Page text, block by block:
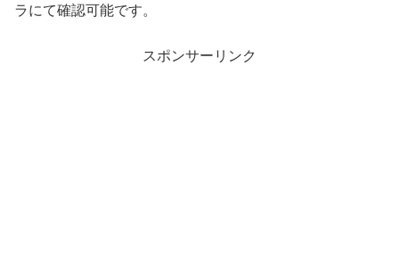
ラにて確認可能です。
スポンサーリンク